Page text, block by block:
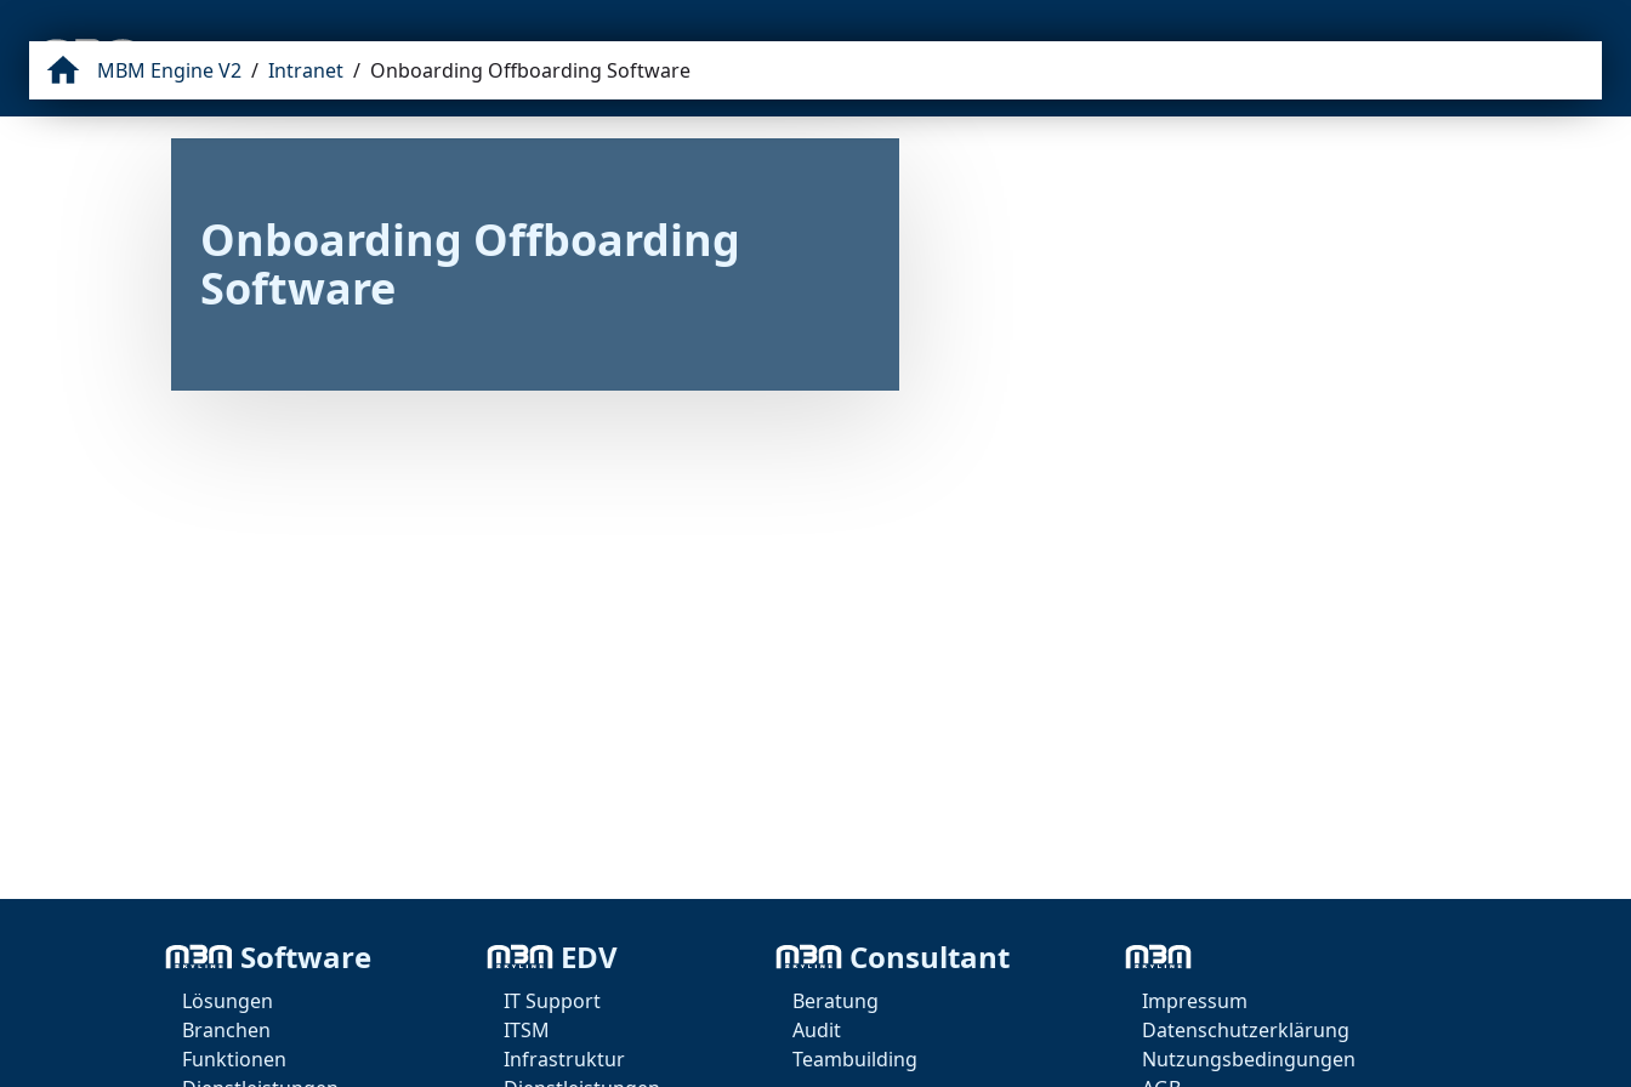
NEWS BLOG WEB INTRANET AGENT
MBM Engine V2 / Intranet / Onboarding Offboarding Software
Onboarding Offboarding
Software
Software
Lösungen
Branchen
Funktionen
EDV
IT Support
ITSM
Infrastruktur
Consultant
Beratung
Audit
Teambuilding
Impressum
Datenschutzerklärung
Nutzungsbedingungen